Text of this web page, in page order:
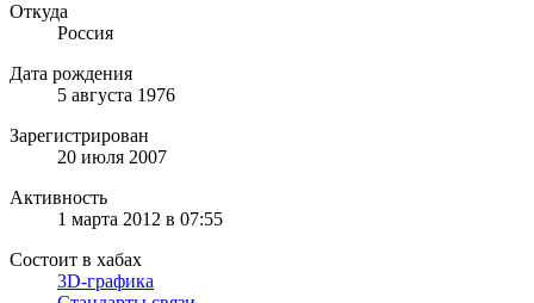
Откуда
Россия
Дата рождения
5 августа 1976
Зарегистрирован
20 июля 2007
Активность
1 марта 2012 в 07:55
Состоит в хабах
3D-графика